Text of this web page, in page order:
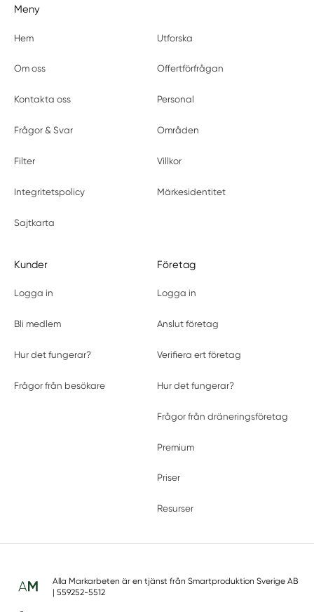
Meny
Hem Utforska
Om oss Offertförfrågan
Kontakta oss Personal
Frågor & Svar Områden
Filter Villkor
Integritetspolicy Märkesidentitet
Sajtkarta
Kunder
Logga in
Bli medlem
Hur det fungerar?
Frågor från besökare
Företag
Logga in
Anslut företag
Verifiera ert företag
Hur det fungerar?
Frågor från dräneringsföretag
Premium
Priser
Resurser
Alla Markarbeten är en tjänst från Smartproduktion Sverige AB
| 559252-5512